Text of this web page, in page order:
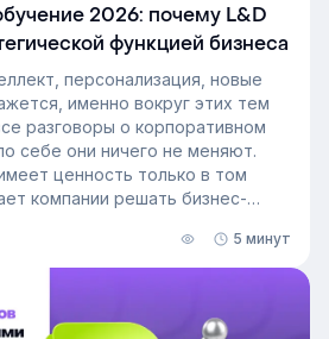
2026: почему L&D
функцией бизнеса
персонализация, новые
именно вокруг этих тем
разговоры о корпоративном
себе они ничего не меняют.
ценность только в том
компании решать бизнес-
уже не выбор
какое влияние
на компанию и можно ли этот
взгляд меняет подходы к
5 минут